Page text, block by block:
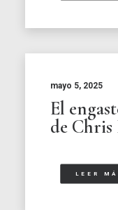
mayo 5, 2025
El
de Chris
LEER